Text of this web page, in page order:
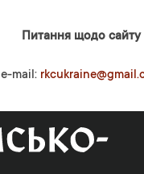
Питання щодо сайту
e-mail: